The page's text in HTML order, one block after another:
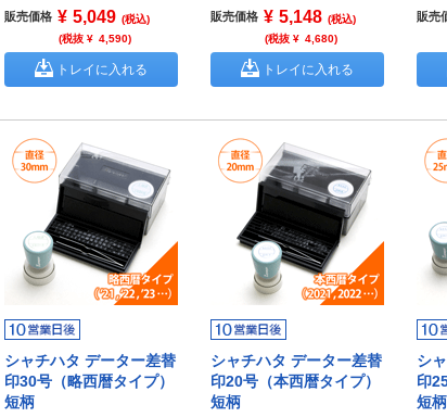
販売価格 ¥ 5,049 (税込)
(税抜 ¥ 4,590)
トレイに入れる
販売価格 ¥ 5,148 (税込)
(税抜 ¥ 4,680)
トレイに入れる
販売
シャチハタ データー差替
印30号（略西暦タイプ）
短柄
シャチハタ データー差替
印20号（本西暦タイプ）
短柄
シ
印
短柄